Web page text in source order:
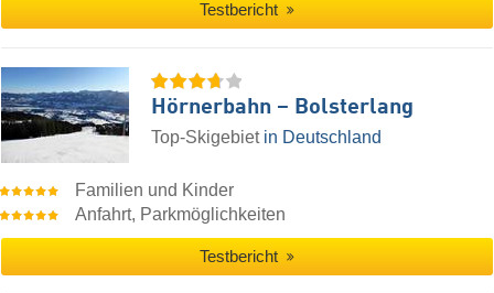
Testbericht
Hörnerbahn – Bolsterlang
Top-Skigebiet in Deutschland
Familien und Kinder
Anfahrt, Parkmöglichkeiten
Testbericht